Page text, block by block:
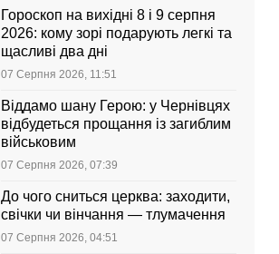
Гороскоп на вихідні 8 і 9 серпня
2026: кому зорі подарують легкі та
щасливі два дні
07 Серпня 2026, 11:51
Віддамо шану Герою: у Чернівцях
відбудеться прощання із загиблим
військовим
07 Серпня 2026, 07:39
До чого сниться церква: заходити,
свічки чи вінчання — тлумачення
07 Серпня 2026, 04:51